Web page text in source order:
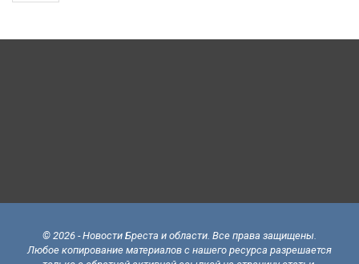
© 2026 - Новости Бреста и области. Все права защищены.
Любое копирование материалов с нашего ресурса разрешается